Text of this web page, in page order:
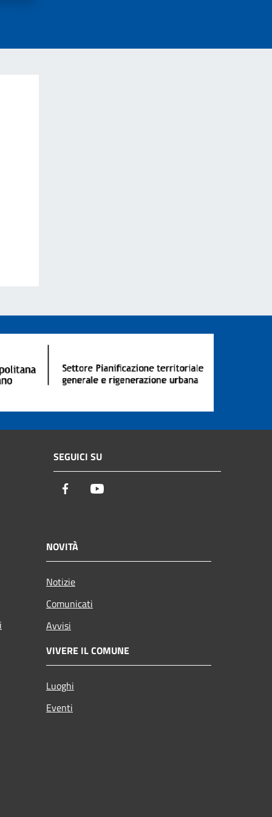
SEGUICI SU
Facebook
NOVITÀ
Notizie
Comunicati
Avvisi
VIVERE IL COMUNE
Luoghi
Eventi